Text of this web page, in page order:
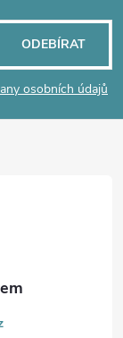
osobních údajů
ODEBÍRAT